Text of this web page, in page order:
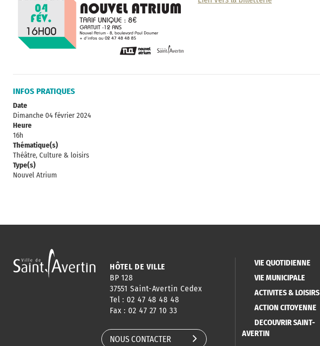
INFOS PRATIQUES
Date
Dimanche 04 février 2024
Heure
16h
Thématique(s)
Théâtre, Culture & loisirs
Type(s)
Nouvel Atrium
HÔTEL DE VILLE
BP 128
37551 Saint-Avertin Cedex
Tel : 02 47 48 48 48
Fax : 02 47 27 10 33
NOUS CONTACTER
VIE QUOTIDIENNE
VIE MUNICIPALE
ACTIVITES & LOISIRS
ACTION CITOYENNE
DECOUVRIR SAINT-
AVERTIN